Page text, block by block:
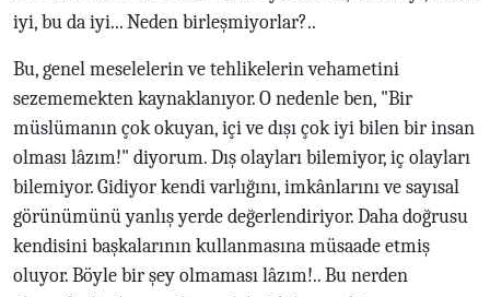
iyi, bu da iyi... Neden birleşmiyorlar?..
Bu, genel meselelerin ve tehlikelerin vehametini
sezememekten kaynaklanıyor. O nedenle ben, "Bir
müslümanın çok okuyan, içi ve dışı çok iyi bilen bir insan
olması lâzım!" diyorum. Dış olayları bilemiyor, iç olayları
bilemiyor. Gidiyor kendi varlığını, imkânlarını ve sayısal
görünümünü yanlış yerde değerlendiriyor. Daha doğrusu
kendisini başkalarının kullanmasına müsaade etmiş
oluyor. Böyle bir şey olmaması lâzım!.. Bu nerden